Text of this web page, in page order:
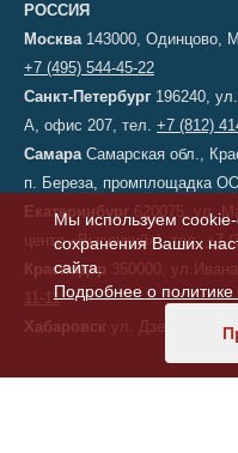
РОССИЯ
Москва143000, Одинцово,
+7 (495) 544-45-22
Санкт-Петербург 196240,
А, офис 207, тел. +7 (812)
СамараСамарская обл.,
п. Береза, промплощадка
Екатеринбург 620075, ул.
центр «Высоцкий»), тел. +7
Краснодар 350000,
11-11
Хабаровск ул.
Мы используем cookie-
сохранения Ваших
сайта.
Подробнее о